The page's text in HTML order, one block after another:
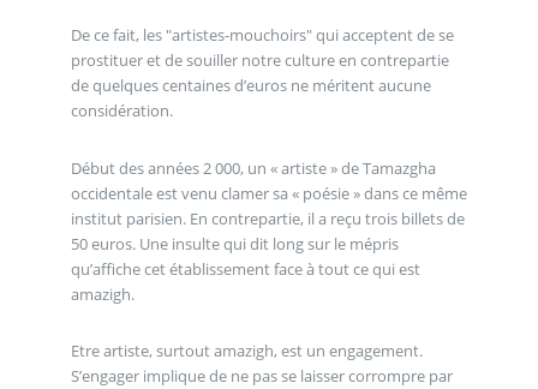
De ce fait, les "artistes-mouchoirs" qui acceptent de se
prostituer et de souiller notre culture en contrepartie
de quelques centaines d’euros ne méritent aucune
considération.
Début des années 2 000, un « artiste » de Tamazgha
occidentale est venu clamer sa « poésie » dans ce même
institut parisien. En contrepartie, il a reçu trois billets de
50 euros. Une insulte qui dit long sur le mépris
qu’affiche cet établissement face à tout ce qui est
amazigh.
Etre artiste, surtout amazigh, est un engagement.
S’engager implique de ne pas se laisser corrompre par